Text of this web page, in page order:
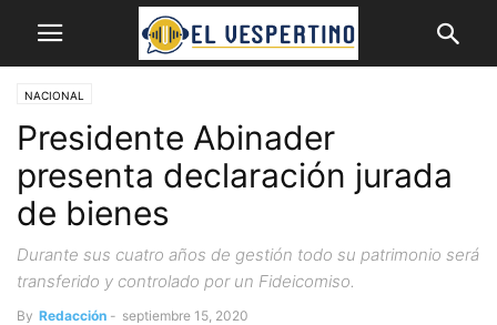
NACIONAL
Presidente Abinader
presenta declaración jurada
de bienes
Durante sus cuatro años de gestión todo su patrimonio será
transferido y controlado por un Fideicomiso.
By Redacción - septiembre 15, 2020